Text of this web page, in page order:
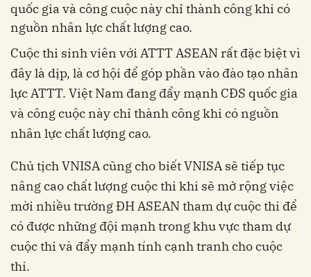
quốc gia và công cuộc này chỉ thành công khi có
nguồn nhân lực chất lượng cao.
Cuộc thi sinh viên với ATTT ASEAN rất đặc biệt vì
đây là dịp, là cơ hội để góp phần vào đào tạo nhân
lực ATTT. Việt Nam đang đẩy mạnh CĐS quốc gia
và công cuộc này chỉ thành công khi có nguồn
nhân lực chất lượng cao.
Chủ tịch VNISA cũng cho biết VNISA sẽ tiếp tục
nâng cao chất lượng cuộc thi khi sẽ mở rộng việc
mời nhiều trường ĐH ASEAN tham dự cuộc thi để
có được những đội mạnh trong khu vực tham dự
cuộc thi và đẩy mạnh tính cạnh tranh cho cuộc
thi.